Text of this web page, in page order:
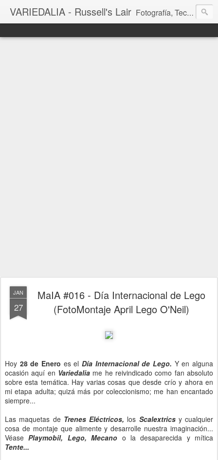
VARIEDALIA - Russell's Lair Fotografía, Tecnología, Cine y Videojuegos en un Blog Multitemática. El rinconcito del creador de FotoMuseo 3D y Left 4 SGC.
JAN
27
MaIA #016 - Día Internacional de Lego
(FotoMontaje April Lego O'Neil)
Hoy 28 de Enero es elDía Internacional de Lego. Y en alguna
ocasión aquí en Variedalia me he reivindicado como fan absoluto
sobre esta temática. Hay varias cosas que desde crío y ahora en
mi etapa adulta; quizá más por coleccionismo; me han encantado
siempre...
Las maquetas de Trenes Eléctricos, los Scalextrics y cualquier
cosa de montaje que alimente y desarrolle nuestra imaginación...
VéasePlaymobil, Lego, Mecano o la desaparecida y mítica
Tente...